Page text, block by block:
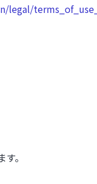
legal/
。